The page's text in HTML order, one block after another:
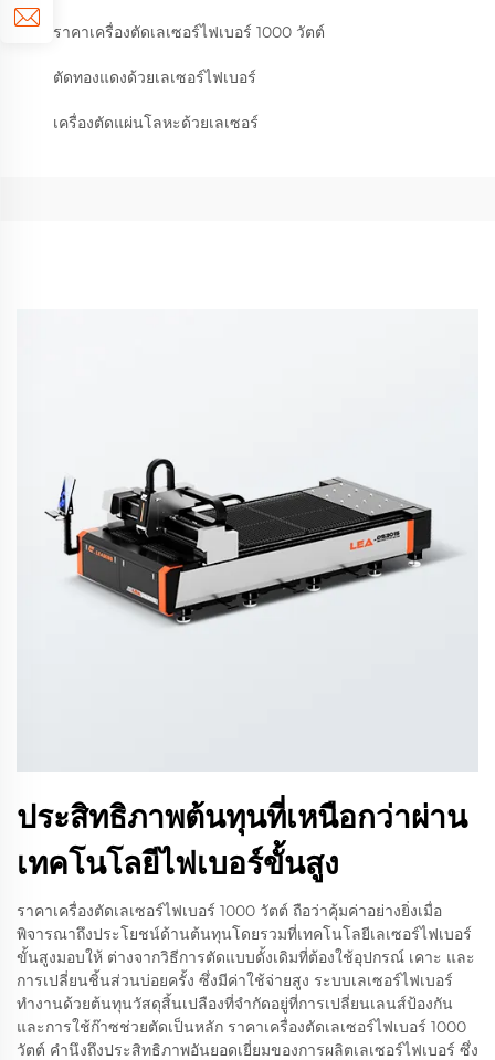
ราคาเครื่องตัดเลเซอร์ไฟเบอร์ 1000 วัตต์
ตัดทองแดงด้วยเลเซอร์ไฟเบอร์
เครื่องตัดแผ่นโลหะด้วยเลเซอร์
ประสิทธิภาพต้นทุนที่เหนือกว่าผ่าน
เทคโนโลยีไฟเบอร์ขั้นสูง
ราคาเครื่องตัดเลเซอร์ไฟเบอร์ 1000 วัตต์ ถือว่าคุ้มค่าอย่างยิ่งเมื่อ
พิจารณาถึงประโยชน์ด้านต้นทุนโดยรวมที่เทคโนโลยีเลเซอร์ไฟเบอร์
ขั้นสูงมอบให้ ต่างจากวิธีการตัดแบบดั้งเดิมที่ต้องใช้อุปกรณ์ เคาะ และ
การเปลี่ยนชิ้นส่วนบ่อยครั้ง ซึ่งมีค่าใช้จ่ายสูง ระบบเลเซอร์ไฟเบอร์
ทำงานด้วยต้นทุนวัสดุสิ้นเปลืองที่จำกัดอยู่ที่การเปลี่ยนเลนส์ป้องกัน
และการใช้ก๊าซช่วยตัดเป็นหลัก ราคาเครื่องตัดเลเซอร์ไฟเบอร์ 1000
วัตต์ คำนึงถึงประสิทธิภาพอันยอดเยี่ยมของการผลิตเลเซอร์ไฟเบอร์ ซึ่ง